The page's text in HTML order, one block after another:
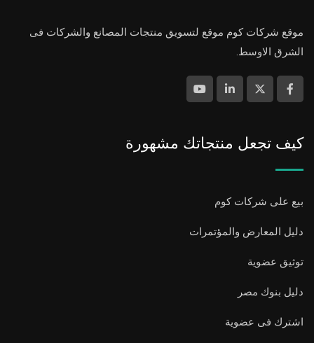
موقع شركات كوم موقع لتسويق منتجات المصانع والشركات فى
الشرق الاوسط.
كيف تجعل منتجاتك مشهورة
بيع على شركات كوم
دليل المعارض والمؤتمرات
توثيق عضوية
دليل بنوك مصر
اشترك فى عضوية